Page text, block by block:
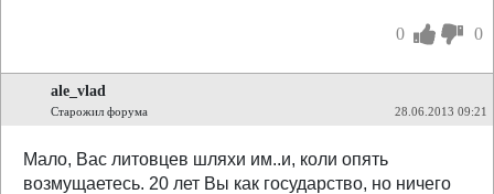
0 0
ale_vlad
Старожил форума 28.06.2013 09:21
Мало, Вас литовцев шляхи им..и, коли опять
возмущаетесь. 20 лет Вы как государство, но ничего